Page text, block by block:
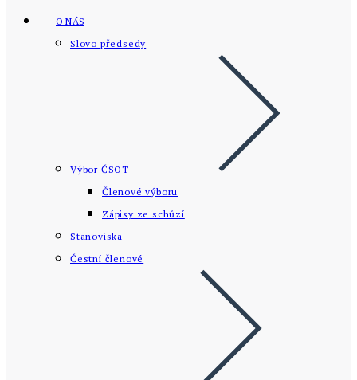
O NÁS
Slovo předsedy
Výbor ČSOT
Členové výboru
Zápisy ze schůzí
Stanoviska
Čestní členové